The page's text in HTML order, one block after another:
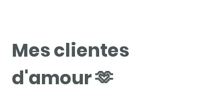
Mes clientes
d'amour 🫶